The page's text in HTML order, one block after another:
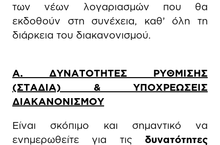
των νέων λογαριασμών που θα
εκδοθούν στη συνέχεια, καθ’ όλη τη
διάρκεια του διακανονισμού.
Α. ΔΥΝΑΤΟΤΗΤΕΣ ΡΥΘΜΙΣΗΣ
(ΣΤΑΔΙΑ) & ΥΠΟΧΡΕΩΣΕΙΣ
ΔΙΑΚΑΝΟΝΙΣΜΟΥ
Είναι σκόπιμο και σημαντικό να
ενημερωθείτε για τις δυνατότητες